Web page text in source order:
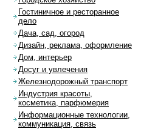
Гостиничное и ресторанное
дело
Дача, сад, огород
Дизайн, реклама, оформление
Дом, интерьер
Досуг и увлечения
Железнодорожный транспорт
Индустрия красоты,
косметика, парфюмерия
Информационные технологии,
коммуникация, связь